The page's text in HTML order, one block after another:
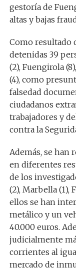
gestoría de
altas y bajas
Como resultado
detenidas 39
(2), Fuengirola
(4), como
falsedad
ciudadanos
trabajadores y
contra la
Además, se han
en diferentes
de los
(2), Marbella (1),
ellos se han
metálico y un
40.000 euros.
judicialmente
corrientes al
mercado de